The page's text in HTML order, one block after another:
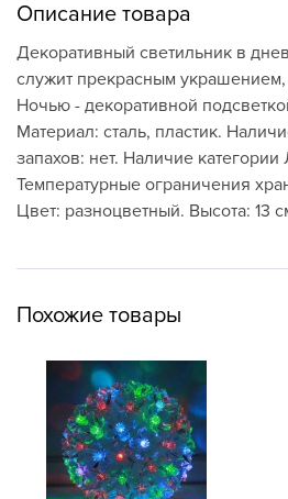
Описание товара
Декоративный светильник в
служит прекрасным
Ночью - декоративной
Материал: сталь, пластик.
запахов: нет. Наличие
Температурные ограничения
Цвет: разноцветный. Высота: 13
Похожие товары